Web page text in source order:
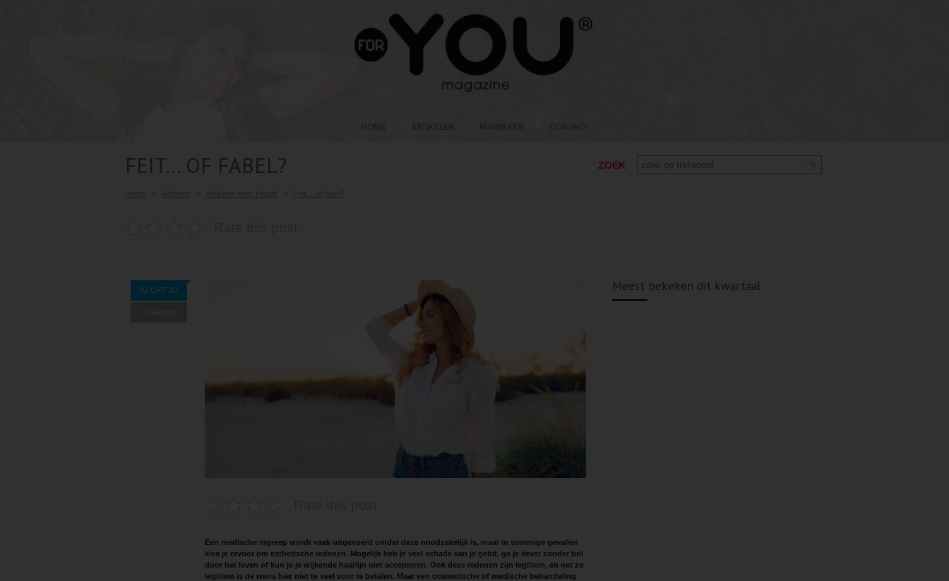
FEIT… OF FABEL? ZOEK
02 OKT 20
Een medische ingreep wordt vaak uitgevoerd omdat deze noodzakelijk is, maar in sommige gevallen
kies je ervoor om esthetische redenen. Mogelijk heb je veel schade aan je gebit, ga je liever zonder bril
door het leven of kun je je wijkende haarlijn niet accepteren. Ook deze redenen zijn legitiem, en net zo
legitiem is de wens hier niet te veel voor te betalen. Maar een cosmetische of medische behandeling
Meest bekeken dit kwartaal